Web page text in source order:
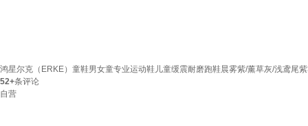
鸿星尔克（ERKE）童鞋男女童专业运动鞋儿童缓震耐磨跑鞋晨雾紫/薰草灰/浅鸢尾
52+条评论
自营